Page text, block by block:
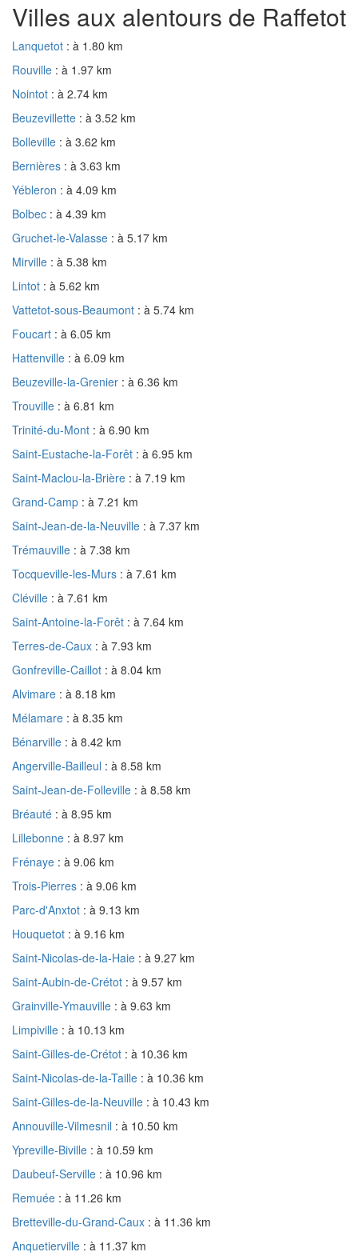
Villes aux alentours de Raffetot
Lanquetot : à 1.80 km
Rouville : à 1.97 km
Nointot : à 2.74 km
Beuzevillette : à 3.52 km
Bolleville : à 3.62 km
Bernières : à 3.63 km
Yébleron : à 4.09 km
Bolbec : à 4.39 km
Gruchet-le-Valasse : à 5.17 km
Mirville : à 5.38 km
Lintot : à 5.62 km
Vattetot-sous-Beaumont : à 5.74 km
Foucart : à 6.05 km
Hattenville : à 6.09 km
Beuzeville-la-Grenier : à 6.36 km
Trouville : à 6.81 km
Trinité-du-Mont : à 6.90 km
Saint-Eustache-la-Forêt : à 6.95 km
Saint-Maclou-la-Brière : à 7.19 km
Grand-Camp : à 7.21 km
Saint-Jean-de-la-Neuville : à 7.37 km
Trémauville : à 7.38 km
Tocqueville-les-Murs : à 7.61 km
Cléville : à 7.61 km
Saint-Antoine-la-Forêt : à 7.64 km
Terres-de-Caux : à 7.93 km
Gonfreville-Caillot : à 8.04 km
Alvimare : à 8.18 km
Mélamare : à 8.35 km
Bénarville : à 8.42 km
Angerville-Bailleul : à 8.58 km
Saint-Jean-de-Folleville : à 8.58 km
Bréauté : à 8.95 km
Lillebonne : à 8.97 km
Frénaye : à 9.06 km
Trois-Pierres : à 9.06 km
Parc-d'Anxtot : à 9.13 km
Houquetot : à 9.16 km
Saint-Nicolas-de-la-Haie : à 9.27 km
Saint-Aubin-de-Crétot : à 9.57 km
Grainville-Ymauville : à 9.63 km
Limpiville : à 10.13 km
Saint-Gilles-de-Crétot : à 10.36 km
Saint-Nicolas-de-la-Taille : à 10.36 km
Saint-Gilles-de-la-Neuville : à 10.43 km
Annouville-Vilmesnil : à 10.50 km
Ypreville-Biville : à 10.59 km
Daubeuf-Serville : à 10.96 km
Remuée : à 11.26 km
Bretteville-du-Grand-Caux : à 11.36 km
Anquetierville : à 11.37 km